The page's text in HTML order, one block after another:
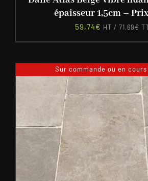
épaisseur 1,5cm –
59,74€ HT / 71,69€
Sur commande ou en